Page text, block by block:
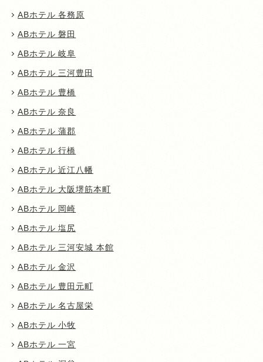
ABホテル 各務原
ABホテル 磐田
ABホテル 岐阜
ABホテル 三河豊田
ABホテル 豊橋
ABホテル 奈良
ABホテル 蒲郡
ABホテル 行橋
ABホテル 近江八幡
ABホテル 大阪堺筋本町
ABホテル 岡崎
ABホテル 塩尻
ABホテル 三河安城 本館
ABホテル 金沢
ABホテル 豊田元町
ABホテル 名古屋栄
ABホテル 小牧
ABホテル 一宮